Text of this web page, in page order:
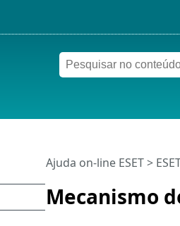
Mecanismo
Ajuda on-line ESET>